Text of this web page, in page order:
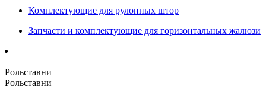
Комплектующие для рулонных штор
Запчасти и комплектующие для горизонтальных жалюзи
Рольставни
Рольставни